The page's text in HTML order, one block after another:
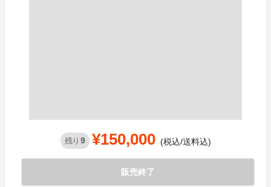
残り 9 ¥150,000 (税込/送料込)
販売終了